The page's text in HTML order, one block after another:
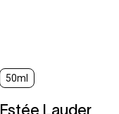
50ml
Estée Lauder